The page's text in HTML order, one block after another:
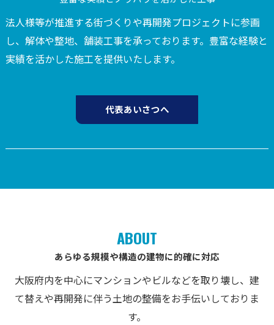
法人様等が推進する街づくりや再開発プロジェクトに参画
し、解体や整地、舗装工事を承っております。豊富な経験と
実績を活かした施工を提供いたします。
代表あいさつへ
あらゆる規模や構造の建物に的確に対応
ABOUT
大阪府内を中心にマンションやビルなどを取り壊し、建
て替えや再開発に伴う土地の整備をお手伝いしておりま
す。